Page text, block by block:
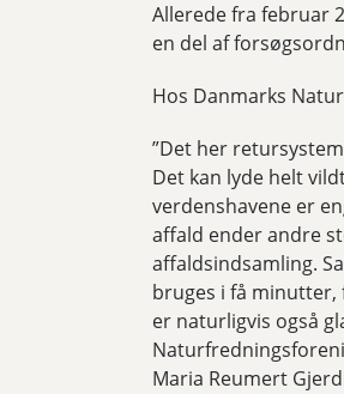
Allerede fra februar
en del af
Hos Danmarks
”Det her
Det kan lyde helt
verdenshavene er
affald ender andre
affaldsindsamling.
bruges i få
er naturligvis også
Maria Reumert